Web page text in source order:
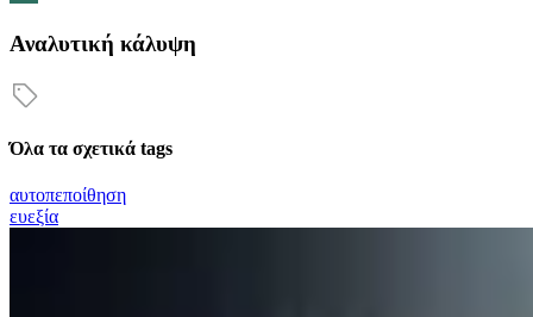
Αναλυτική κάλυψη
Όλα τα σχετικά tags
αυτοπεποίθηση
ευεξία